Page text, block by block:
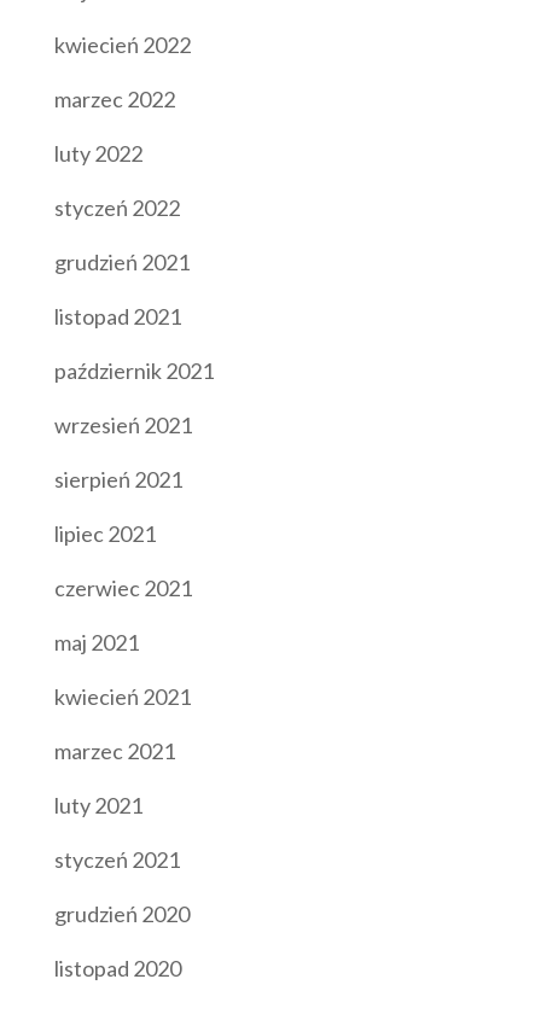
kwiecień 2022
marzec 2022
luty 2022
styczeń 2022
grudzień 2021
listopad 2021
październik 2021
wrzesień 2021
sierpień 2021
lipiec 2021
czerwiec 2021
maj 2021
kwiecień 2021
marzec 2021
luty 2021
styczeń 2021
grudzień 2020
listopad 2020